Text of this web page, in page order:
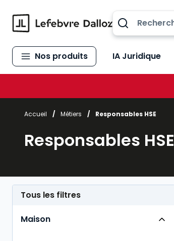
Nos produits IA Juridique
Accueil / Métiers / Responsables HSE
Responsables HSE
Tous les filtres
Maison